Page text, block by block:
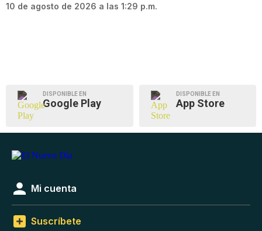
10 de agosto de 2026 a las 1:29 p.m.
DISPONIBLE EN
Google Play
DISPONIBLE EN
App Store
Mi cuenta
Suscríbete